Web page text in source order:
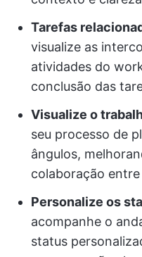
Tarefas
visualize as
atividades do
conclusão das
Visualize o
seu processo de
ângulos,
colaboração
Personalize os
acompanhe o
status